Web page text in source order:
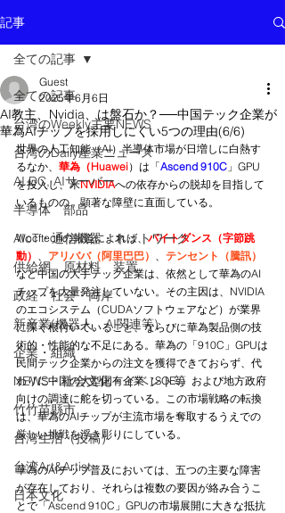
記事
全ての記事
台湾のWeekly主要NEWS
台湾のDaily産業ニュース
AI DC, AIサーバー
半導体 部品
AIoT・通信機器・ネットワーク
供給網 原材料 装置
政経・社会・両岸
新産業(機器人、AI関連等)
企業・組織
NEWS・社会文化・イベント等
竹竹苗縣市
台湾生活（投稿）
台湾Art&Artist
日本文化
全ての記事
AI教主、Nvidia、は盤石か？──中国テック企業が
華為AIチップを採用しにくい5つの理由(6/6)
Guest
2025年6月6日
世界の人工知能（AI）半導体市場が日増しに白熱す
るなか、 華為（Huawei）は「Ascend 910C 」GPU
を投入し、米NVIDIAへの依存からの脱却を目指して
いるものの、顕著な障壁に直面している。
Wccftechの報道によれば、バイトダンス（字節跳
動） 、 アリババ（阿里巴巴） 、 テンセント（騰訊）
など中国の大手テック企業は、依然として華為のAI
チップを大量発注していない。その主因は、NVIDIA
のエコシステム（CUDAソフトウェアなど）が業界
に深く根付いていること、ならびに華為製品側の技
術的・性能的な不足にある。華為の「910C」GPUは
民間テック企業からの注文を獲得できておらず、代
わりに中国の大型国有企業（SOEs）および地方政府
向けの調達に舵を切っている。この市場戦略の転換
は、華為のAIチップが主流市場を奪取するうえでの
厳しい挑戦を浮き彫りにしている。
華為のAIチップ普及においては、五つの主要な障害
が存在しており、それらは複数の要因が絡み合うこ
とで「Ascend 910C」GPUの市場展開に大きな抵抗